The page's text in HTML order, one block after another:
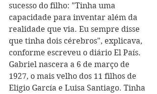
sucesso do filho: "Tinha uma
capacidade para inventar além da
realidade que via. Eu sempre disse
que tinha dois cérebros", explicava,
conforme escreveu o diário El País.
Gabriel nascera a 6 de março de
1927, o mais velho dos 11 filhos de
Eligio García e Luisa Santiago. Tinha